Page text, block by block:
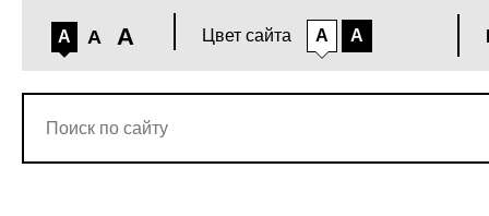
A A A Цвет сайта A A